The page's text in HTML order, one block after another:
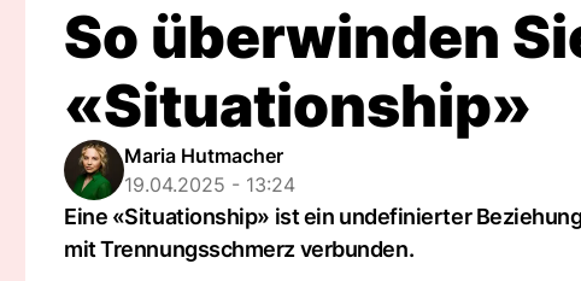
So überwinden
«Situationship»
Maria Hutmacher
19.04.2025 - 13:24
Eine «Situationship» ist ein undefinierter
mit Trennungsschmerz verbunden.